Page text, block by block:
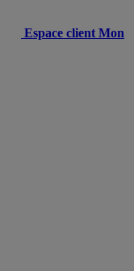
Espace client Mon